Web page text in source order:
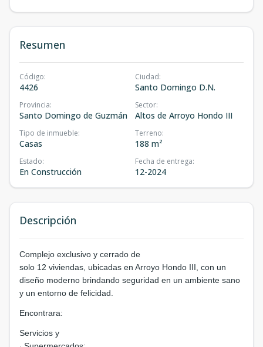
Resumen
Código:
4426
Ciudad:
Santo Domingo D.N.
Provincia:
Santo Domingo de Guzmán
Sector:
Altos de Arroyo Hondo III
Tipo de inmueble:
Casas
Terreno:
188 m²
Estado:
En Construcción
Fecha de entrega:
12-2024
Descripción
Complejo exclusivo y cerrado de
solo 12 viviendas, ubicadas en Arroyo Hondo III, con un
diseño moderno brindando seguridad en un ambiente sano
y un entorno de felicidad.
Encontrara:
Servicios y